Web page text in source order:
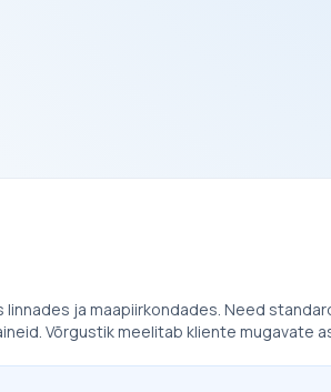
ja maapiirkondades. Need
Võrgustik meelitab kliente mugavate